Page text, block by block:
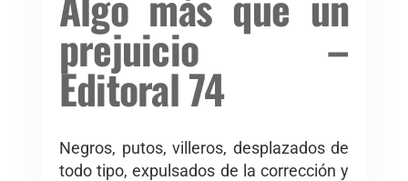
prejuicio –
Editoral 74
Negros, putos, villeros, desplazados de
todo tipo, expulsados de la corrección y